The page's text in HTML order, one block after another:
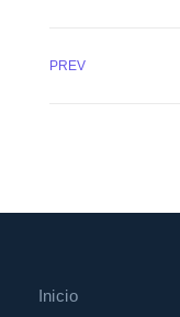
PREV
Inicio